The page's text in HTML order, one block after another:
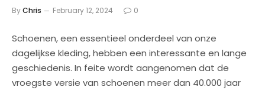
ByChris February 12, 2024 0
Schoenen, een essentieel onderdeel van onze
dagelijkse kleding, hebben een interessante en lange
geschiedenis. In feite wordt aangenomen dat de
vroegste versie van schoenen meer dan 40.000 jaar